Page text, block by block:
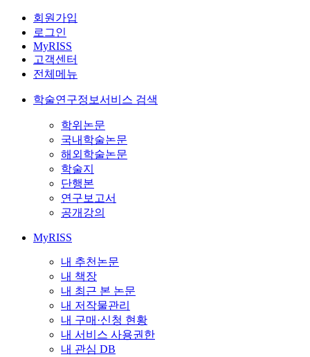
회원가입
로그인
MyRISS
고객센터
전체메뉴
학술연구정보서비스 검색
학위논문
국내학술논문
해외학술논문
학술지
단행본
연구보고서
공개강의
MyRISS
내 추천논문
내 책장
내 최근 본 논문
내 저작물관리
내 구매·신청 현황
내 서비스 사용권한
내 관심 DB